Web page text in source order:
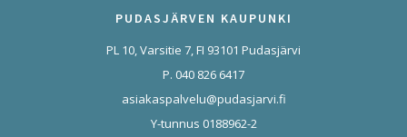
PUDASJÄRVEN KAUPUNKI
PL 10, Varsitie 7, FI 93101 Pudasjärvi
P. 040 826 6417
asiakaspalvelu@pudasjarvi.fi
Y-tunnus 0188962-2